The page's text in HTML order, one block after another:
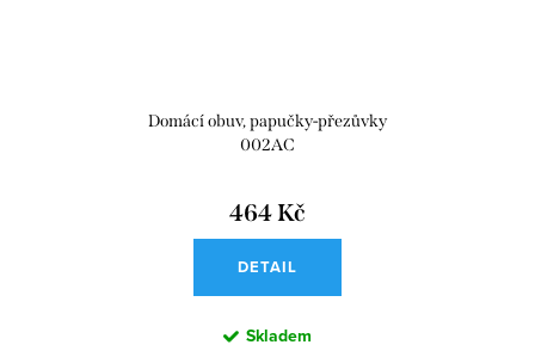
Domácí obuv, papučky-přezůvky
002AC
464 Kč
DETAIL
Skladem